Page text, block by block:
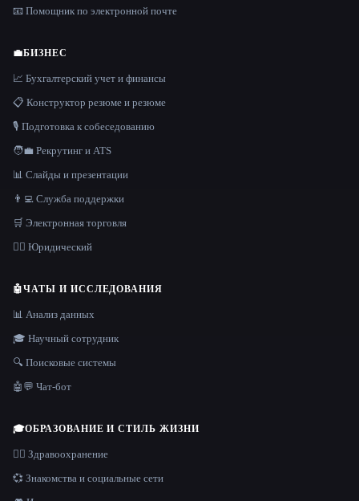
📧 Помощник по электронной почте
💼БИЗНЕС
📈 Бухгалтерский учет и финансы
📋 Конструктор резюме и резюме
🎙️ Подготовка к собеседованию
🧑‍💼 Рекрутинг и ATS
📊 Слайды и презентации
👨‍💻 Служба поддержки
🛒 Электронная торговля
👩‍⚖️ Юридический
🤖ЧАТЫ И ИССЛЕДОВАНИЯ
📊 Анализ данных
🎓 Научный сотрудник
🔍 Поисковые системы
🤖💬 Чат-бот
🎓ОБРАЗОВАНИЕ И СТИЛЬ ЖИЗНИ
👩‍⚕️ Здравоохранение
💞 Знакомства и социальные сети